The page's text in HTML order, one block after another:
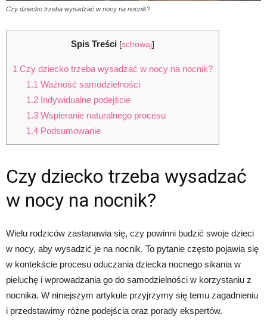
Czy dziecko trzeba wysadzać w nocy na nocnik?
Spis Treści [schowaj]
1 Czy dziecko trzeba wysadzać w nocy na nocnik?
1.1 Ważność samodzielności
1.2Indywidualne podejście
1.3Wspieranie naturalnego procesu
1.4Podsumowanie
Czy dziecko trzeba wysadzać
w nocy na nocnik?
Wielu rodziców zastanawia się, czy powinni budzić swoje dzieci
w nocy, aby wysadzić je na nocnik. To pytanie często pojawia się
w kontekście procesu oduczania dziecka nocnego sikania w
pieluchę i wprowadzania go do samodzielności w korzystaniu z
nocnika. W niniejszym artykule przyjrzymy się temu zagadnieniu
i przedstawimy różne podejścia oraz porady ekspertów.